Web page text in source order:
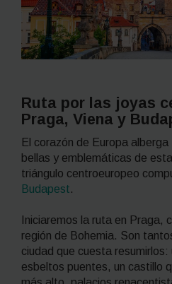
Ruta por las joyas
Praga, Viena y
El corazón de Europa
bellas y emblemáticas de
triángulo centroeuropeo
Budapest.
Iniciaremos la ruta en Praga,
región de Bohemia. Son
ciudad que cuesta resumirlos:
esbeltos puentes, un castillo